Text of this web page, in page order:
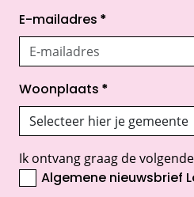
E-mailadres *
Woonplaats *
Ik ontvang graag de
Algemene nieuwsbrief